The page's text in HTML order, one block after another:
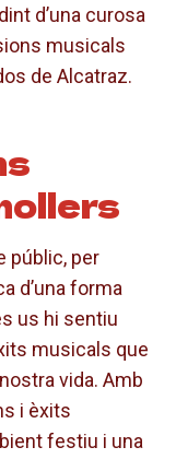
d’una curosa
musicals
de Alcatraz.
públic, per
d’una forma
us hi sentiu
musicals que
vida. Amb
i èxits
festiu i una